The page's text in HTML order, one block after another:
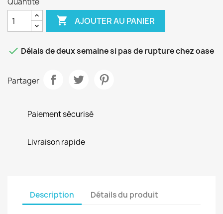
 AJOUTER AU PANIER
 Délais de deux semaine si pas de rupture chez oase
Partager
Paiement sécurisé
Livraison rapide
Description Détails du produit